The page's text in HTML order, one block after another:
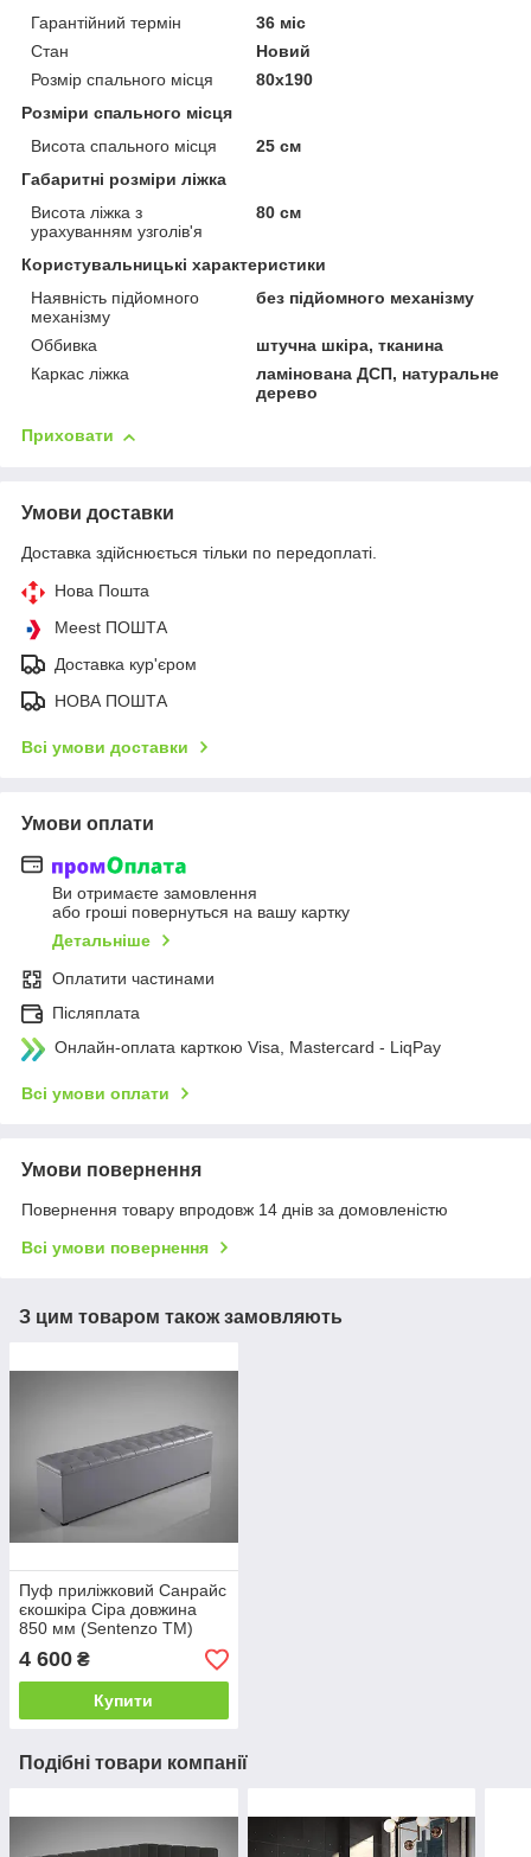
Гарантійний термін
36 міс
Стан
Новий
Розмір спального місця
80х190
Розміри спального місця
Висота спального місця
25 см
Габаритні розміри ліжка
Висота ліжка з
урахуванням узголів'я
80 см
Користувальницькі характеристики
Наявність підйомного
механізму
без підйомного механізму
Оббивка
штучна шкіра, тканина
Каркас ліжка
ламінована ДСП, натуральне
дерево
Приховати
Умови доставки
Доставка здійснюється тільки по передоплаті.
Нова Пошта
Meest ПОШТА
Доставка кур'єром
НОВА ПОШТА
Всі умови доставки
Умови оплати
Ви отримаєте замовлення
або гроші повернуться на вашу картку
Детальніше
Оплатити частинами
Післяплата
Онлайн-оплата карткою Visa, Mastercard - LiqPay
Всі умови оплати
Умови повернення
Повернення товару впродовж 14 днів за домовленістю
Всі умови повернення
З цим товаром також замовляють
Пуф приліжковий Санрайс
єкошкіра Сіра довжина
850 мм (Sentenzo ТМ)
4 600 ₴
Купити
Подібні товари компанії